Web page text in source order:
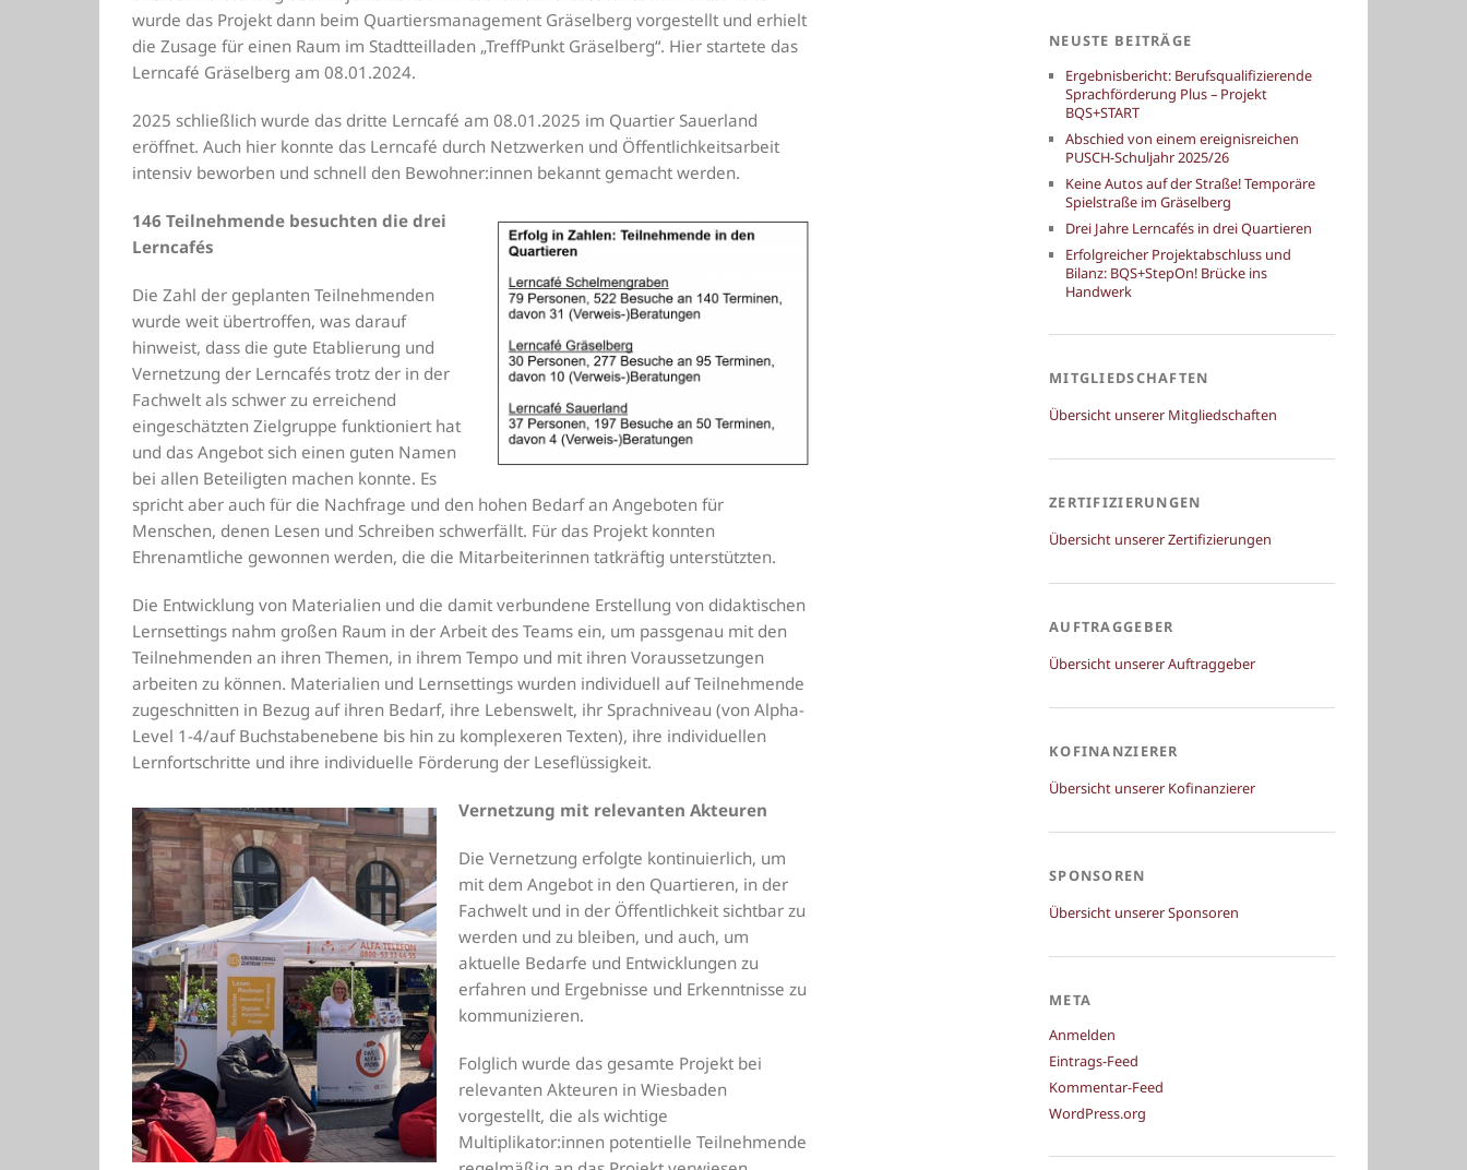
wurde das Projekt dann beim Quartiersmanagement Gräselberg vorgestellt und erhielt
die Zusage für einen Raum im Stadtteilladen „TreffPunkt Gräselberg“. Hier startete das
Lerncafé Gräselberg am 08.01.2024.
2025 schließlich wurde das dritte Lerncafé am 08.01.2025 im Quartier Sauerland
eröffnet. Auch hier konnte das Lerncafé durch Netzwerken und Öffentlichkeitsarbeit
intensiv beworben und schnell den Bewohner:innen bekannt gemacht werden.
146 Teilnehmende besuchten die drei
Lerncafés
Die Zahl der geplanten Teilnehmenden
wurde weit übertroffen, was darauf
hinweist, dass die gute Etablierung und
Vernetzung der Lerncafés trotz der in der
Fachwelt als schwer zu erreichend
eingeschätzten Zielgruppe funktioniert hat
und das Angebot sich einen guten Namen
bei allen Beteiligten machen konnte. Es
spricht aber auch für die Nachfrage und den hohen Bedarf an Angeboten für
Menschen, denen Lesen und Schreiben schwerfällt. Für das Projekt konnten
Ehrenamtliche gewonnen werden, die die Mitarbeiterinnen tatkräftig unterstützten.
Die Entwicklung von Materialien und die damit verbundene Erstellung von didaktischen
Lernsettings nahm großen Raum in der Arbeit des Teams ein, um passgenau mit den
Teilnehmenden an ihren Themen, in ihrem Tempo und mit ihren Voraussetzungen
arbeiten zu können. Materialien und Lernsettings wurden individuell auf Teilnehmende
zugeschnitten in Bezug auf ihren Bedarf, ihre Lebenswelt, ihr Sprachniveau (von Alpha-
Level 1-4/auf Buchstabenebene bis hin zu komplexeren Texten), ihre individuellen
Lernfortschritte und ihre individuelle Förderung der Leseflüssigkeit.
Vernetzung mit relevanten Akteuren
Die Vernetzung erfolgte kontinuierlich, um
mit dem Angebot in den Quartieren, in der
Fachwelt und in der Öffentlichkeit sichtbar zu
werden und zu bleiben, und auch, um
aktuelle Bedarfe und Entwicklungen zu
erfahren und Ergebnisse und Erkenntnisse zu
kommunizieren.
Folglich wurde das gesamte Projekt bei
relevanten Akteuren in Wiesbaden
vorgestellt, die als wichtige
Multiplikator:innen potentielle Teilnehmende
NEUSTE BEITRÄGE
Ergebnisbericht: Berufsqualifizierende
Sprachförderung Plus – Projekt
BQS+START
Abschied von einem ereignisreichen
PUSCH-Schuljahr 2025/26
Keine Autos auf der Straße! Temporäre
Spielstraße im Gräselberg
Drei Jahre Lerncafés in drei Quartieren
Erfolgreicher Projektabschluss und
Bilanz: BQS+StepOn! Brücke ins
Handwerk
MITGLIEDSCHAFTEN
Übersicht unserer Mitgliedschaften
ZERTIFIZIERUNGEN
Übersicht unserer Zertifizierungen
AUFTRAGGEBER
Übersicht unserer Auftraggeber
KOFINANZIERER
Übersicht unserer Kofinanzierer
SPONSOREN
Übersicht unserer Sponsoren
META
Anmelden
Eintrags-Feed
Kommentar-Feed
WordPress.org